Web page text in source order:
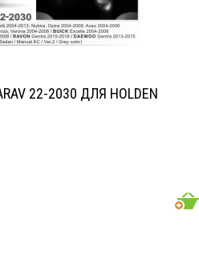
22-2030 ДЛЯ HOLDEN